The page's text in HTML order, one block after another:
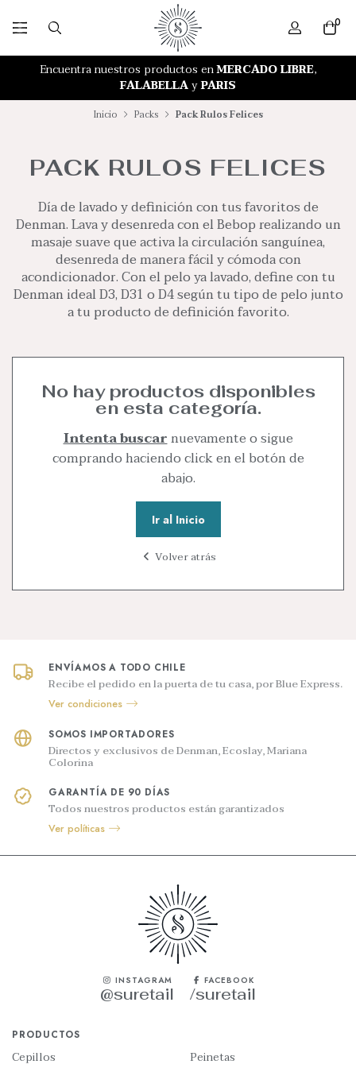
0
Encuentra nuestros productos enMERCADO LIBRE,
FALABELLAyPARIS
RETIRO GRATIS EN NUESTRA TIENDA
Inicio Packs Pack Rulos Felices
PACK RULOS FELICES
Día de lavado y definición con tus favoritos de
Denman. Lava y desenreda con el Bebop realizando un
masaje suave que activa la circulación sanguínea,
desenreda de manera fácil y cómoda con
acondicionador. Con el pelo ya lavado, define con tu
Denman ideal D3, D31 o D4 según tu tipo de pelo junto
a tu producto de definición favorito.
No hay productos disponibles
en esta categoría.
Intenta buscarnuevamente o sigue
comprando haciendo click en el botón de
abajo.
Ir al Inicio
Volver atrás
ENVÍAMOS A TODO CHILE
Recibe el pedido en la puerta de tu casa, por Blue Express.
Ver condiciones
SOMOS IMPORTADORES
Directos y exclusivos de Denman, Ecoslay, Mariana
Colorina
GARANTÍA DE 90 DÍAS
Todos nuestros productos están garantizados
Ver políticas
INSTAGRAM
@suretail
FACEBOOK
/suretail
PRODUCTOS
Cepillos
Peinetas